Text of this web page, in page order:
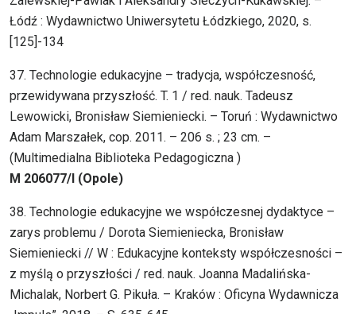
Łódź : Wydawnictwo Uniwersytetu Łódzkiego, 2020, s.
[125]-134
37. Technologie edukacyjne – tradycja, współczesność,
przewidywana przyszłość. T. 1 / red. nauk. Tadeusz
Lewowicki, Bronisław Siemieniecki. – Toruń : Wydawnictwo
Adam Marszałek, cop. 2011. – 206 s. ; 23 cm. –
(Multimedialna Biblioteka Pedagogiczna )
M 206077/I (Opole)
38. Technologie edukacyjne we współczesnej dydaktyce –
zarys problemu / Dorota Siemieniecka, Bronisław
Siemieniecki // W : Edukacyjne konteksty współczesności –
z myślą o przyszłości / red. nauk. Joanna Madalińska-
Michalak, Norbert G. Pikuła. – Kraków : Oficyna Wydawnicza